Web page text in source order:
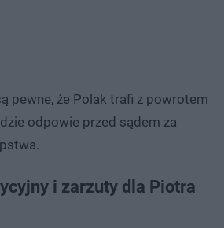
pewne, że Polak trafi z powrotem
odpowie przed sądem za
i zarzuty dla Piotra